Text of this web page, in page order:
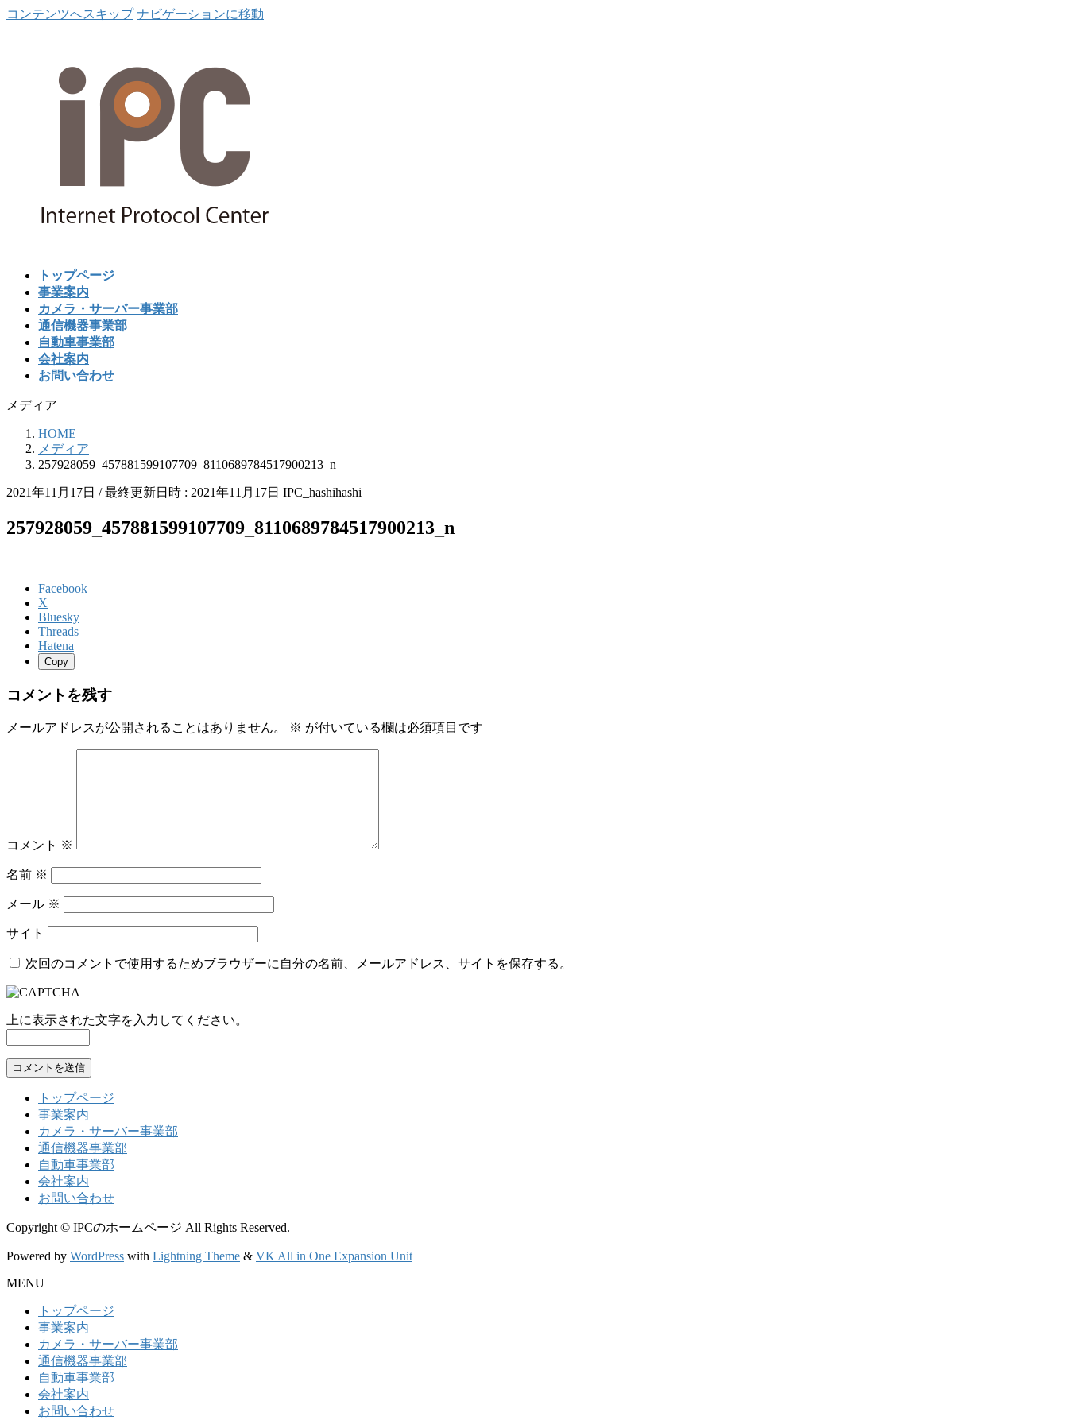
コンテンツへスキップ ナビゲーションに移動
トップページ
事業案内
カメラ・サーバー事業部
通信機器事業部
自動車事業部
会社案内
お問い合わせ
メディア
HOME
メディア
257928059_457881599107709_8110689784517900213_n
2021年11月17日 / 最終更新日時 : 2021年11月17日 IPC_hashihashi
257928059_457881599107709_8110689784517900213_n
Facebook
X
Bluesky
Threads
Hatena
Copy
コメントを残す
メールアドレスが公開されることはありません。 ※ が付いている欄は必須項目です
コメント ※
名前 ※
メール ※
サイト
次回のコメントで使用するためブラウザーに自分の名前、メールアドレス、サイトを保存する。
上に表示された文字を入力してください。
トップページ
事業案内
カメラ・サーバー事業部
通信機器事業部
自動車事業部
会社案内
お問い合わせ
Copyright © IPCのホームページ All Rights Reserved.
Powered by WordPress with Lightning Theme & VK All in One Expansion Unit
MENU
トップページ
事業案内
カメラ・サーバー事業部
通信機器事業部
自動車事業部
会社案内
お問い合わせ